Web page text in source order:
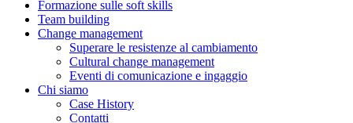
Formazione sulle soft skills
Team building
Change management
Superare le resistenze al cambiamento
Cultural change management
Eventi di comunicazione e ingaggio
Chi siamo
Case History
Contatti